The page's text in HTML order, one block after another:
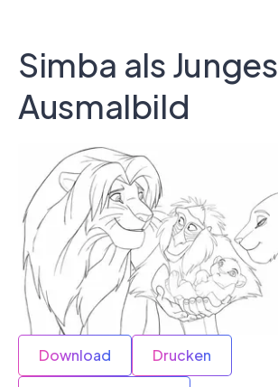
Simba als Junges
Ausmalbild
Download Drucken